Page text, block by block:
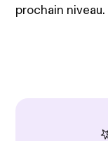
prochain niveau.